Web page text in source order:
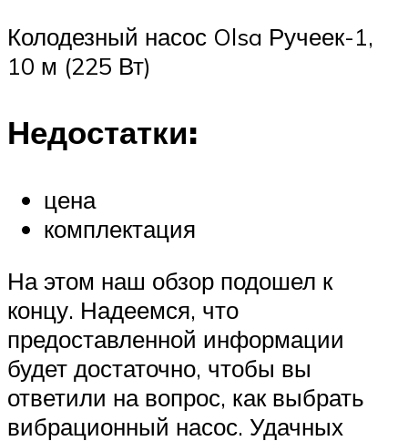
Колодезный насос Olsa Ручеек-1,
10 м (225 Вт)
Недостатки:
цена
комплектация
На этом наш обзор подошел к
концу. Надеемся, что
предоставленной информации
будет достаточно, чтобы вы
ответили на вопрос, как выбрать
вибрационный насос. Удачных